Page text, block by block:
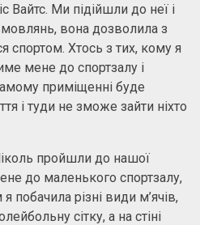
Вайтс. Ми підійшли до неї і
вона дозволила з
спортом. Хтось з тих, кому я
мене до спортзалу і
приміщенні буде
і туди не зможе зайти ніхто
пройшли до нашої
до маленького спортзалу,
побачила різні види м’ячів,
сітку, а на стіні